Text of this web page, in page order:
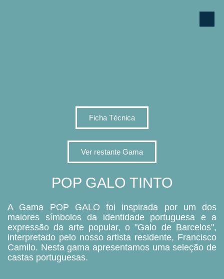
Ficha Técnica
Ver restante Gama
POP GALO TINTO
A Gama POP GALO foi inspirada por um dos
maiores símbolos da identidade portuguesa e a
expressão da arte popular, o "Galo de Barcelos",
interpretado pelo nosso artista residente, Francisco
Camilo. Nesta gama apresentamos uma seleção de
castas portuguesas.